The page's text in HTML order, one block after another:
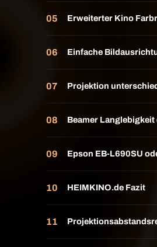
Erweiterter Kino
Einfache
Projektion
Beamer
Epson EB-L690SU
HEIMKINO.de Fazit